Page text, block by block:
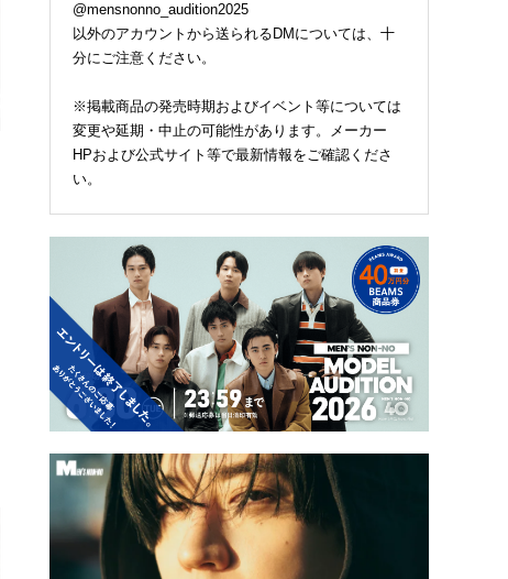
@mensnonno_audition2025
以外のアカウントから送られるDMについては、十
分にご注意ください。
※掲載商品の発売時期およびイベント等については
変更や延期・中止の可能性があります。メーカー
HPおよび公式サイト等で最新情報をご確認くださ
い。